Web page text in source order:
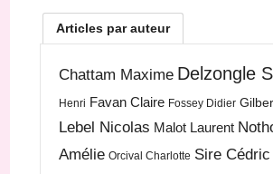
Articles par auteur
Chattam Maxime Delzongle
Henri Favan Claire Fossey Didier
Lebel Nicolas Malot Laurent
Amélie Orcival Charlotte Sire Cédric